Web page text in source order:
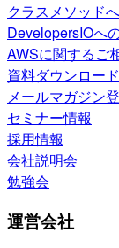
クラスメソッド
DevelopersIOへ
AWSに関するご
資料ダウンロード
メールマガジン
セミナー情報
採用情報
会社説明会
勉強会
運営会社